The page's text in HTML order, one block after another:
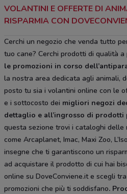
VOLANTINI E OFFERTE DI
RISPARMIA CON
Cerchi un negozio che venda tutto
tuo cane? Cerchi prodotti di qualità a
le promozioni in corso
la nostra area dedicata agli animali,
posto tu sia i volantini online con le
e i sottocosto dei migliori negozi
dettaglio e all’ingrosso di prodotti
questa sezione trovi i cataloghi delle
come Arcaplanet, Imac, Maxi Zoo,
insegne che ti garantiscono un
ad acquistare il prodotto di cui hai
online su DoveConviene.it e scegli
promozioni che più ti soddisfano.